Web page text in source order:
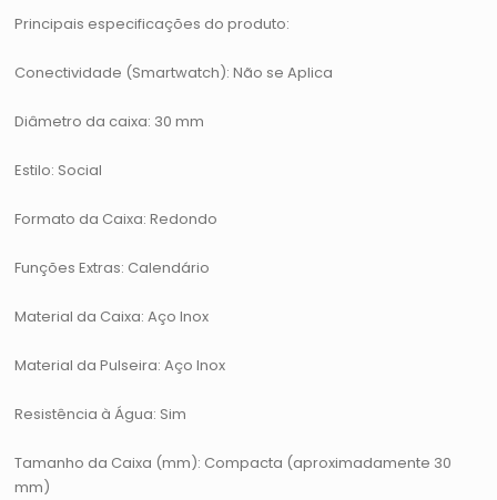
Principais especificações do produto:
Conectividade (Smartwatch): Não se Aplica
Diâmetro da caixa: 30 mm
Estilo: Social
Formato da Caixa: Redondo
Funções Extras: Calendário
Material da Caixa: Aço Inox
Material da Pulseira: Aço Inox
Resistência à Água: Sim
Tamanho da Caixa (mm): Compacta (aproximadamente 30
mm)